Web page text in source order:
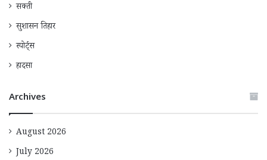
सक्ती
सुशासन तिहार
स्पोर्ट्स
हादसा
Archives
August 2026
July 2026